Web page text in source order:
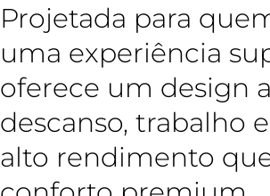
Projetada para
uma experiência
oferece um design
descanso, trabalho
alto rendimento